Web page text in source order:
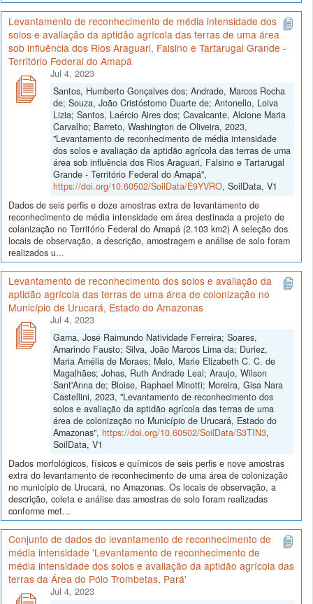
Levantamento de reconhecimento de média intensidade dos
solos e avaliação da aptidão agrícola das terras de uma área
sob influência dos Rios Araguari, Falsino e Tartarugal Grande -
Território Federal do Amapá
Jul 4, 2023
Santos, Humberto Gonçalves dos; Andrade, Marcos Rocha
de; Souza, João Cristóstomo Duarte de; Antonello, Loiva
Lizia; Santos, Laércio Aires dos; Cavalcante, Alcione Maria
Carvalho; Barreto, Washington de Oliveira, 2023,
"Levantamento de reconhecimento de média intensidade
dos solos e avaliação da aptidão agrícola das terras de uma
área sob influência dos Rios Araguari, Falsino e Tartarugal
Grande - Território Federal do Amapá",
https://doi.org/10.60502/SoilData/E9YVRO, SoilData, V1
Dados de seis perfis e doze amostras extra de levantamento de
reconhecimento de média intensidade em área destinada a projeto de
colanização no Território Federal do Amapá (2.103 km2) A seleção dos
locais de observação, a descrição, amostragem e análise de solo foram
realizados u...
Levantamento de reconhecimento dos solos e avaliação da
aptidão agrícola das terras de uma área de colonização no
Município de Urucará, Estado do Amazonas
Jul 4, 2023
Gama, José Raimundo Natividade Ferreira; Soares,
Amarindo Fausto; Silva, João Marcos Lima da; Duriez,
Maria Amélia de Moraes; Melo, Marie Elizabeth C. C. de
Magalhães; Johas, Ruth Andrade Leal; Araujo, Wilson
Sant'Anna de; Bloise, Raphael Minotti; Moreira, Gisa Nara
Castellini, 2023, "Levantamento de reconhecimento dos
solos e avaliação da aptidão agrícola das terras de uma
área de colonização no Município de Urucará, Estado do
Amazonas", https://doi.org/10.60502/SoilData/S3TIN3,
SoilData, V1
Dados morfológicos, físicos e químicos de seis perfis e nove amostras
extra do levantamento de reconhecimento de uma área de colonização
no município de Urucará, no Amazonas. Os locais de observação, a
descrição, coleta e análise das amostras de solo foram realizadas
conforme met...
Conjunto de dados do levantamento de reconhecimento de
média intensidade 'Levantamento de reconhecimento de
média intensidade dos solos e avaliação da aptidão agrícola das
terras da Área do Pólo Trombetas, Pará'
Jul 4, 2023